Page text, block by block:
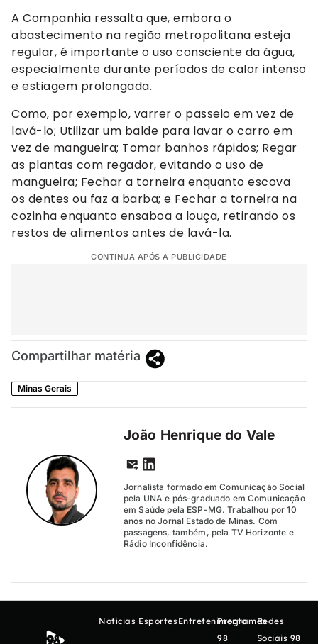
A Companhia ressalta que, embora o
abastecimento na região metropolitana esteja
regular, é importante o uso consciente da água,
especialmente durante períodos de calor intenso
e estiagem prolongada.
Como, por exemplo, varrer o passeio em vez de
lavá-lo; Utilizar um balde para lavar o carro em
vez de mangueira; Tomar banhos rápidos; Regar
as plantas com regador, evitando o uso de
mangueira; Fechar a torneira enquanto escova
os dentes ou faz a barba; e Fechar a torneira na
cozinha enquanto ensaboa a louça, retirando os
restos de alimentos antes de lavá-la.
CONTINUA APÓS A PUBLICIDADE
Compartilhar matéria
Minas Gerais
João Henrique do Vale
Jornalista formado em Comunicação Social
pela UNA e pós-graduado em Comunicação
em Saúde pela ESP-MG. Trabalhou por 10
anos no Jornal Estado de Minas. Com
passagens, também, pela TV Horizonte e
Rádio Inconfidência.
Notícias EsportesEntretenimento
Programas
98
Redes
Sociais 98